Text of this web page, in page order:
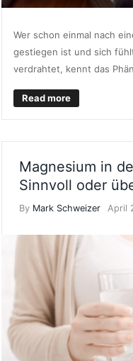
Wer schon einmal nach
gestiegen ist und sich
verdrahtet, kennt das
Read more
Magnesium in
Sinnvoll oder
By Mark Schweizer April